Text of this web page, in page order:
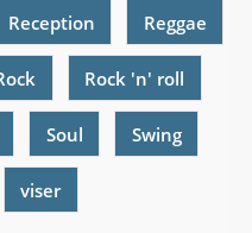
Reception Reggae
Rock 'n' roll
Soul Swing
viser